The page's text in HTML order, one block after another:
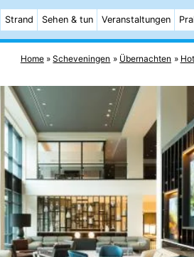
Strand Sehen & tun Veranstaltungen
Home Scheveningen Übernachten